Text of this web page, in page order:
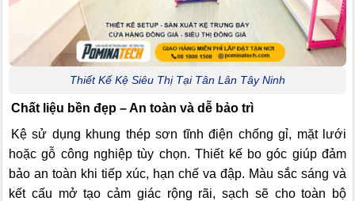
Thiết Kế Kệ Siêu Thị Tại Tân Lân Tây Ninh
Chất liệu bền đẹp – An toàn và dễ bảo trì
Kệ sử dụng khung thép sơn tĩnh điện chống gỉ, mặt lưới
hoặc gỗ công nghiệp tùy chọn. Thiết kế bo góc giúp đảm
bảo an toàn khi tiếp xúc, hạn chế va đập. Màu sắc sáng và
kết cấu mở tạo cảm giác rộng rãi, sạch sẽ cho toàn bộ